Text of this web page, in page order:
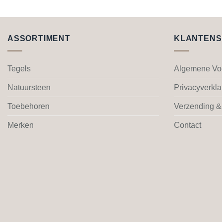
op
ASSORTIMENT
Tegels
Natuursteen
Toebehoren
Merken
Algemene
Verzending
Contact